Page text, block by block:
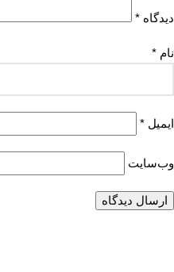
دیدگاه *
نام *
ایمیل *
وب‌سایت